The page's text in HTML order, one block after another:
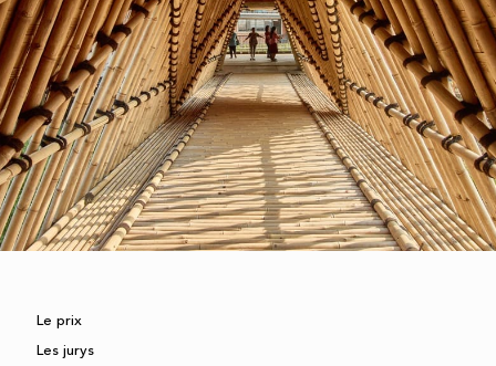
Le prix
Les jurys